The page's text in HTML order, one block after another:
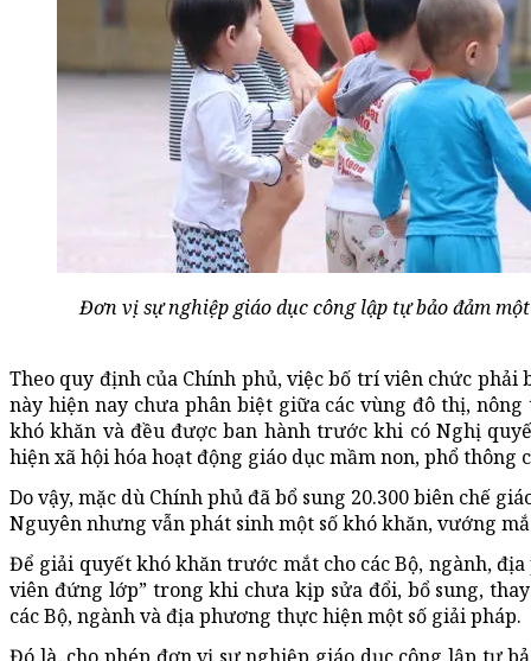
Đơn vị sự nghiệp giáo dục công lập tự bảo đảm
Theo quy định của Chính phủ, việc bố trí viên chức
này hiện nay chưa phân biệt giữa các vùng đô thị,
khó khăn và đều được ban hành trước khi có Nghị
hiện xã hội hóa hoạt động giáo dục mầm non, phổ thông
Do vậy, mặc dù Chính phủ đã bổ sung 20.300 biên chế
Nguyên nhưng vẫn phát sinh một số khó khăn, vướng
Để giải quyết khó khăn trước mắt cho các Bộ, ngành,
viên đứng lớp” trong khi chưa kịp sửa đổi, bổ sung,
các Bộ, ngành và địa phương thực hiện một số giải pháp.